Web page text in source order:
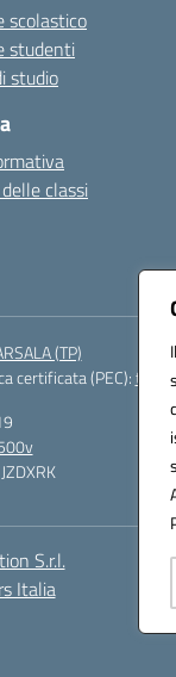
scolastico
studenti
studio
classi
(TP)
certificata (PEC):
S.r.l.
Italia